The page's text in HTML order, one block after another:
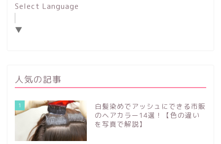
Select Language
▼
人気の記事
1
白髪染めでアッシュにできる市販
のヘアカラー14選！【色の違い
を写真で解説】